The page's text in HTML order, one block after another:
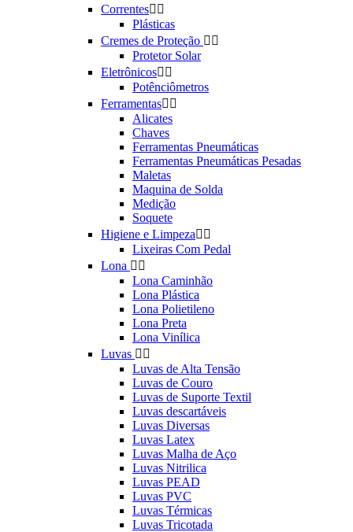
Correntes 
Plásticas
Cremes de Proteção  
Protetor Solar
Eletrônicos 
Potênciômetros
Ferramentas 
Alicates
Chaves
Ferramentas Pneumáticas
Ferramentas Pneumáticas Pesadas
Maletas
Maquina de Solda
Medição
Soquete
Higiene e Limpeza 
Lixeiras Com Pedal
Lona  
Lona Caminhão
Lona Plástica
Lona Polietileno
Lona Preta
Lona Vinílica
Luvas  
Luvas de Alta Tensão
Luvas de Couro
Luvas de Suporte Textil
Luvas descartáveis
Luvas Diversas
Luvas Latex
Luvas Malha de Aço
Luvas Nitrilica
Luvas PEAD
Luvas PVC
Luvas Térmicas
Luvas Tricotada